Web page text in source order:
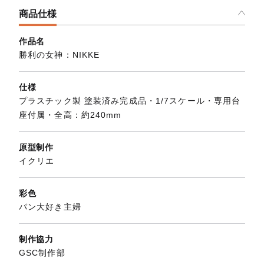
商品仕様
作品名
勝利の女神：NIKKE
仕様
プラスチック製 塗装済み完成品・1/7スケール・専用台
座付属・全高：約240mm
原型制作
イクリエ
彩色
パン大好き主婦
制作協力
GSC制作部